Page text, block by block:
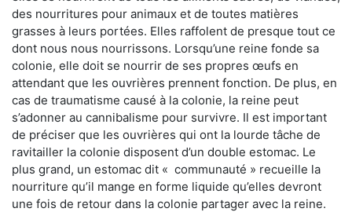
des nourritures pour animaux et de toutes matières
grasses à leurs portées. Elles raffolent de presque tout ce
dont nous nous nourrissons. Lorsqu’une reine fonde sa
colonie, elle doit se nourrir de ses propres œufs en
attendant que les ouvrières prennent fonction. De plus, en
cas de traumatisme causé à la colonie, la reine peut
s’adonner au cannibalisme pour survivre. Il est important
de préciser que les ouvrières qui ont la lourde tâche de
ravitailler la colonie disposent d’un double estomac. Le
plus grand, un estomac dit « communauté » recueille la
nourriture qu’il mange en forme liquide qu’elles devront
une fois de retour dans la colonie partager avec la reine.